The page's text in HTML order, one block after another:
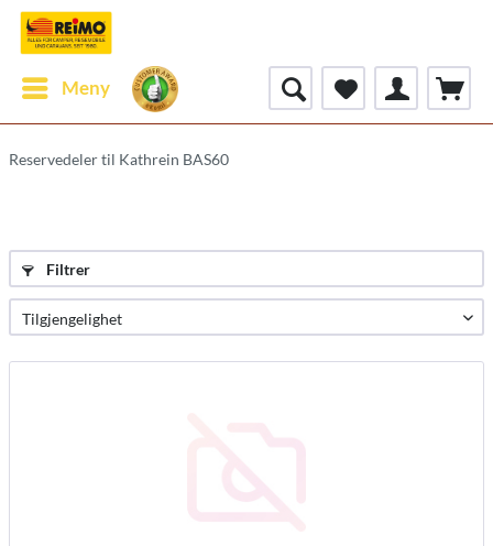
Meny
Reservedeler til Kathrein BAS60
Filtrer